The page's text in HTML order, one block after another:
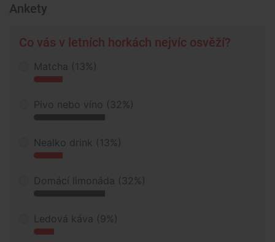
Ankety
Co vás v letních horkách nejvíc osvěží?
Matcha (13%)
Pivo nebo víno (32%)
Nealko drink (13%)
Domácí limonáda (32%)
Ledová káva (9%)